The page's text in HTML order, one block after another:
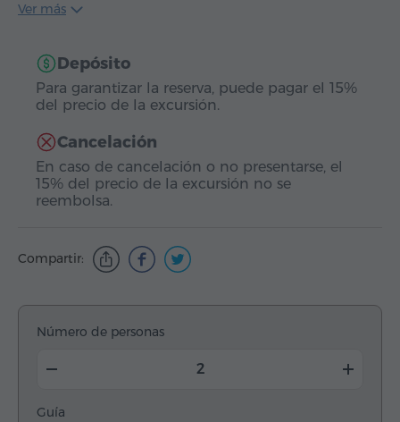
Ver más
Depósito
Para garantizar la reserva, puede pagar el 15%
del precio de la excursión.
Cancelación
En caso de cancelación o no presentarse, el
15% del precio de la excursión no se
reembolsa.
Compartir:
Número de personas
Guía